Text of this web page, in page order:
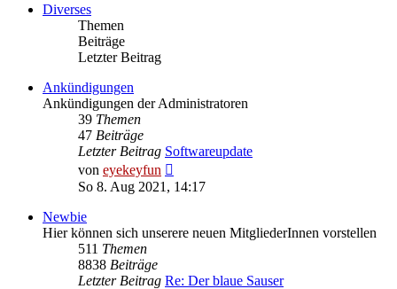
Diverses
Themen
Beiträge
Letzter Beitrag
Ankündigungen
Ankündigungen der Administratoren
39 Themen
47 Beiträge
Letzter Beitrag Softwareupdate
von eyekeyfun
Beitrag
So 8. Aug 2021, 14:17
Newbie
Hier können sich unserere neuen MitgliederInnen vorstellen
511 Themen
8838 Beiträge
Letzter Beitrag Re: Der blaue Sauser